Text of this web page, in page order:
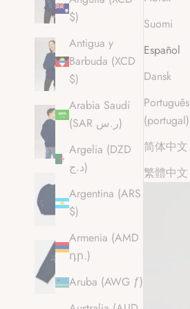
$)
Antigua y
Barbuda (XCD
$)
Arabia Saudí
(SAR ر.س)
Argelia (DZD
د.ج)
Argentina (ARS
$)
Armenia (AMD
դր.)
Aruba (AWG ƒ)
Suomi
Español
Dansk
Português
(portugal)
简体中文
繁體中文